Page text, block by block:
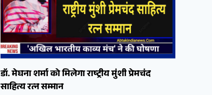
डॉ. मेघना शर्मा को मिलेगा राष्ट्रीय मुंशी प्रेमचंद
साहित्य रत्न सम्मान